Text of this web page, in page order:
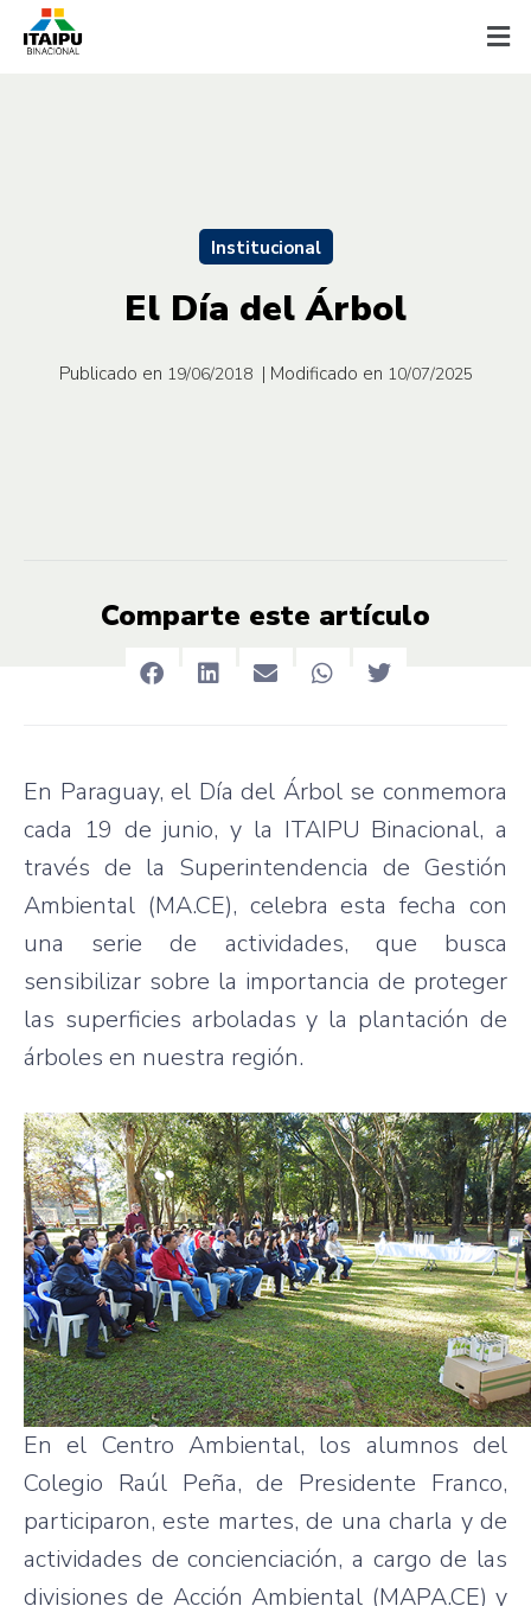
Institucional
El Día del Árbol
Publicado en 19/06/2018 | Modificado en 10/07/2025
Comparte este artículo
En Paraguay, el Día del Árbol se conmemora
cada 19 de junio, y la ITAIPU Binacional, a
través de la Superintendencia de Gestión
Ambiental (MA.CE), celebra esta fecha con
una serie de actividades, que busca
sensibilizar sobre la importancia de proteger
las superficies arboladas y la plantación de
árboles en nuestra región.
En el Centro Ambiental, los alumnos del
Colegio Raúl Peña, de Presidente Franco,
participaron, este martes, de una charla y de
actividades de concienciación, a cargo de las
divisiones de Acción Ambiental (MAPA.CE) y